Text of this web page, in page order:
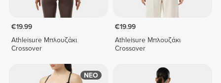
€19.99
Athleisure Μπλουζάκι
Crossover
€19.99
Athleisure Μπλουζάκι
Crossover
ΝΕΟ